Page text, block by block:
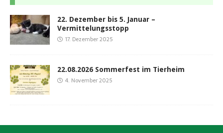
22. Dezember bis 5. Januar –
Vermittelungsstopp
17. Dezember 2025
22.08.2026 Sommerfest im Tierheim
4. November 2025